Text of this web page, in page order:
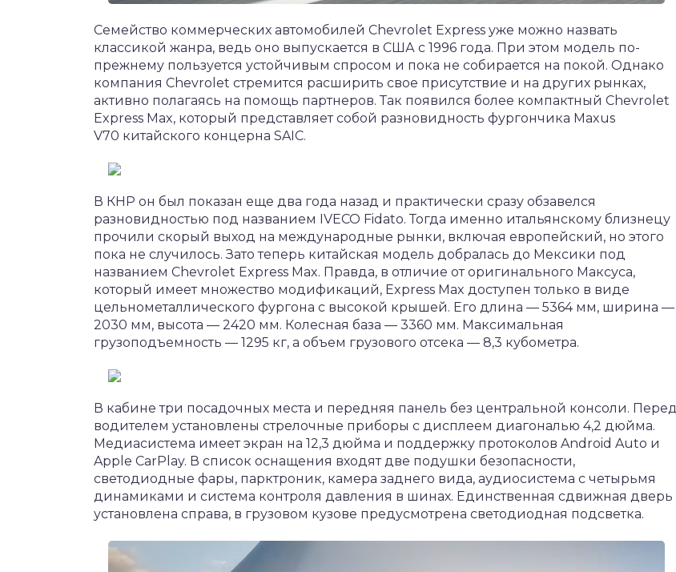
Семейство коммерческих автомобилей Chevrolet Express уже можно назвать
классикой жанра, ведь оно выпускается в США с 1996 года. При этом модель по-
прежнему пользуется устойчивым спросом и пока не собирается на покой. Однако
компания Chevrolet стремится расширить свое присутствие и на других рынках,
активно полагаясь на помощь партнеров. Так появился более компактный Chevrolet
Express Max, который представляет собой разновидность фургончика Maxus
V70 китайского концерна SAIC.
В КНР он был показан еще два года назад и практически сразу обзавелся
разновидностью под названием IVECO Fidato. Тогда именно итальянскому близнецу
прочили скорый выход на международные рынки, включая европейский, но этого
пока не случилось. Зато теперь китайская модель добралась до Мексики под
названием Chevrolet Express Max. Правда, в отличие от оригинального Максуса,
который имеет множество модификаций, Express Max доступен только в виде
цельнометаллического фургона с высокой крышей. Его длина — 5364 мм, ширина —
2030 мм, высота — 2420 мм. Колесная база — 3360 мм. Максимальная
грузоподъемность — 1295 кг, а объем грузового отсека — 8,3 кубометра.
В кабине три посадочных места и передняя панель без центральной консоли. Перед
водителем установлены стрелочные приборы с дисплеем диагональю 4,2 дюйма.
Медиасистема имеет экран на 12,3 дюйма и поддержку протоколов Android Auto и
Apple CarPlay. В список оснащения входят две подушки безопасности,
светодиодные фары, парктроник, камера заднего вида, аудиосистема с четырьмя
динамиками и система контроля давления в шинах. Единственная сдвижная дверь
установлена справа, в грузовом кузове предусмотрена светодиодная подсветка.